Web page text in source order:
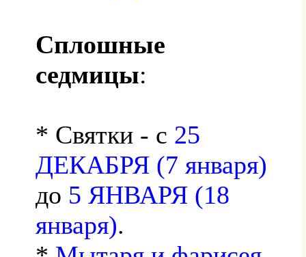
Сплошные
седмицы:
* Святки - с 25
ДЕКАБРЯ (7 января)
до 5 ЯНВАРЯ (18
января).